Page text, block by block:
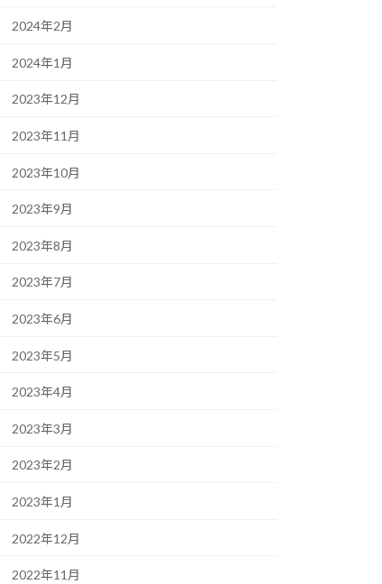
2024年2月
2024年1月
2023年12月
2023年11月
2023年10月
2023年9月
2023年8月
2023年7月
2023年6月
2023年5月
2023年4月
2023年3月
2023年2月
2023年1月
2022年12月
2022年11月